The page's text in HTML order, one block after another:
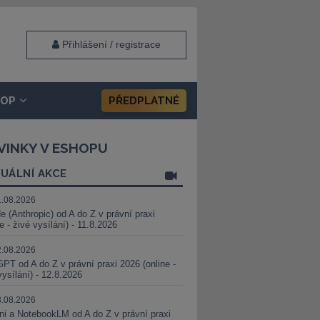
Přihlášení / registrace
PŘEDPLATNÉ
V ESHOPU
AKCE
(Anthropic) od A do Z v právní praxi
- živé vysílání) - 11.8.2026
od A do Z v právní praxi 2026 (online -
- 12.8.2026
a NotebookLM od A do Z v právní praxi